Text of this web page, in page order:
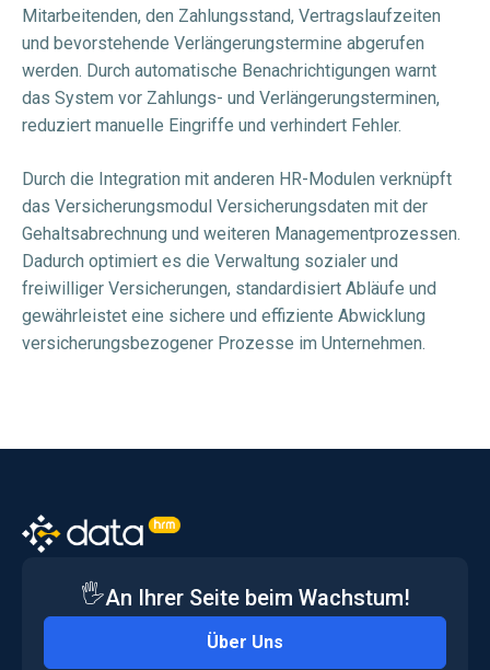
Mitarbeitenden, den Zahlungsstand, Vertragslaufzeiten
und bevorstehende Verlängerungstermine abgerufen
werden. Durch automatische Benachrichtigungen warnt
das System vor Zahlungs- und Verlängerungsterminen,
reduziert manuelle Eingriffe und verhindert Fehler.
Durch die Integration mit anderen HR-Modulen verknüpft
das Versicherungsmodul Versicherungsdaten mit der
Gehaltsabrechnung und weiteren Managementprozessen.
Dadurch optimiert es die Verwaltung sozialer und
freiwilliger Versicherungen, standardisiert Abläufe und
gewährleistet eine sichere und effiziente Abwicklung
versicherungsbezogener Prozesse im Unternehmen.
🖐️An Ihrer Seite beim Wachstum!
Über Uns